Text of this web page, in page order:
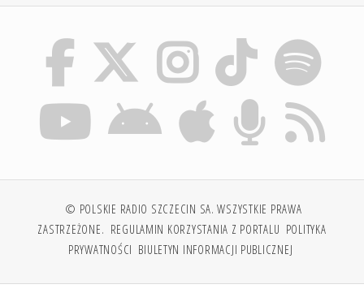
© POLSKIE RADIO SZCZECIN SA. WSZYSTKIE PRAWA
ZASTRZEŻONE. REGULAMIN KORZYSTANIA Z PORTALU POLITYKA
PRYWATNOŚCI BIULETYN INFORMACJI PUBLICZNEJ